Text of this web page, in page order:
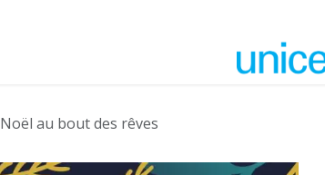
Noël au bout des rêves